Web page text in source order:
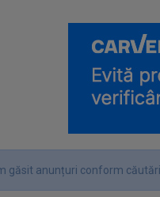
găsit anunțuri conform